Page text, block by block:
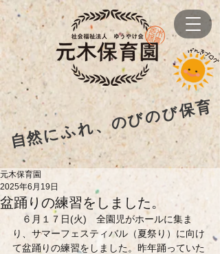
自然にふれ、のびのび保育
盆踊りの練習をしました。
元木保育園
2025年6月19日
６月１７日(火)　全園児がホールに集ま
り、サマーフェスティバル（夏祭り）に向け
て盆踊りの練習をしました。昨年踊っていた